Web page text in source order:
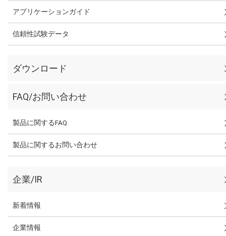
アプリケーションガイド
信頼性試験データ
ダウンロード
FAQ/お問い合わせ
製品に関するFAQ
製品に関するお問い合わせ
企業/IR
新着情報
企業情報